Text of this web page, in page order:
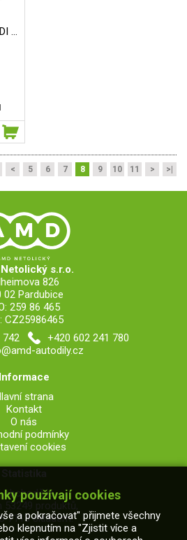
...
< 5 6 7 8 9 10 11 > >|
s.r.o.
826
02 Pardubice
259 86 465
CZ25986465
742
+420 602 241 780
autodily.cz
Informace
strana
Kontakt
O nás
podmínky
cookies
obchodě je
53249 produktů,
7113 skladem.
používají cookies
a pokračovat" přijmete všechny
klepnutím na "Zjistit více a